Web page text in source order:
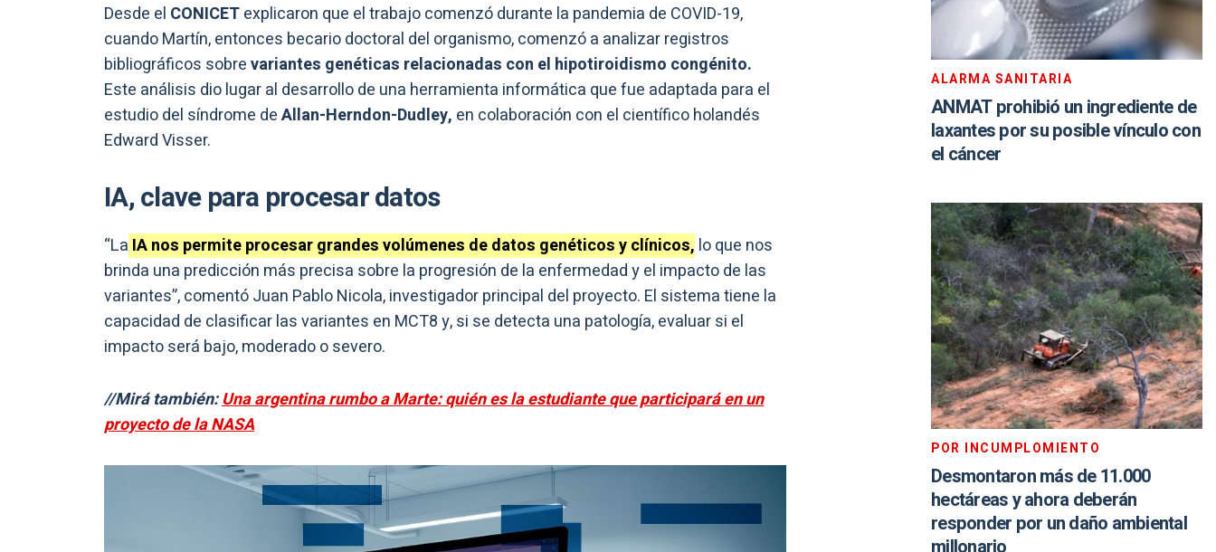
Desde el CONICETexplicaron que el trabajo comenzó durante la pandemia de COVID-19,
cuando Martín, entonces becario doctoral del organismo, comenzó a analizar registros
bibliográficos sobrevariantes genéticas relacionadas con el hipotiroidismo congénito.
Este análisis dio lugar al desarrollo de una herramienta informática que fue adaptada para el
estudio del síndrome deAllan-Herndon-Dudley, en colaboración con el científico holandés
Edward Visser.
IA, clave para procesar datos
“La IA nos permite procesar grandes volúmenes de datos genéticos y clínicos, lo que nos
brinda una predicción más precisa sobre la progresión de la enfermedad y el impacto de las
variantes”, comentó Juan Pablo Nicola, investigador principal del proyecto. El sistema tiene la
capacidad de clasificar las variantes en MCT8 y, si se detecta una patología, evaluar si el
impacto será bajo, moderado o severo.
//Mirá también:Una argentina rumbo a Marte: quién es la estudiante que participará en un
proyecto de la NASA
ALARMA SANITARIA
ANMAT prohibió un ingrediente de
laxantes por su posible vínculo con
el cáncer
POR INCUMPLOMIENTO
Desmontaron más de 11.000
hectáreas y ahora deberán
responder por un daño ambiental